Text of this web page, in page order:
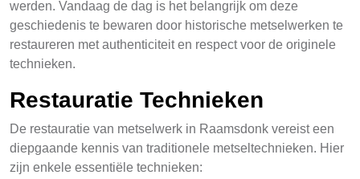
werden. Vandaag de dag is het belangrijk om deze
geschiedenis te bewaren door historische metselwerken te
restaureren met authenticiteit en respect voor de originele
technieken.
Restauratie Technieken
De restauratie van metselwerk in Raamsdonk vereist een
diepgaande kennis van traditionele metseltechnieken. Hier
zijn enkele essentiële technieken: